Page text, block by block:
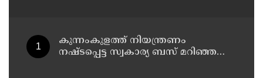
കുന്നംകുളത്ത് നിയന്ത്രണം
നഷ്ടപ്പെട്ട സ്വകാര്യ ബസ് മറിഞ്ഞ